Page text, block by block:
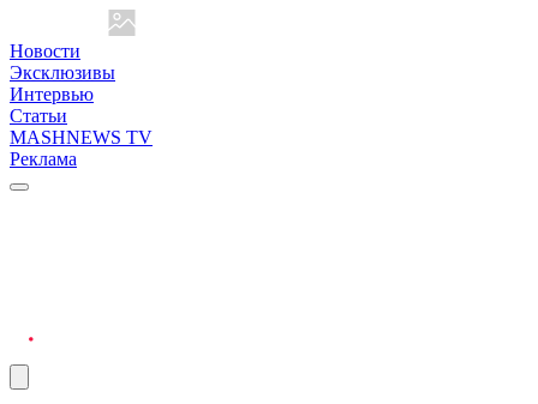
Новости
Эксклюзивы
Интервью
Статьи
MASHNEWS TV
Реклама